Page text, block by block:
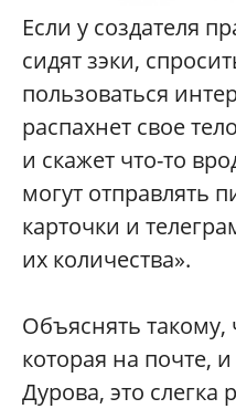
Если у создателя
сидят зэки,
пользоваться
распахнет свое
и скажет что-то
могут отправлять
карточки и
их количества».
Объяснять такому,
которая на почте,
Дурова, это